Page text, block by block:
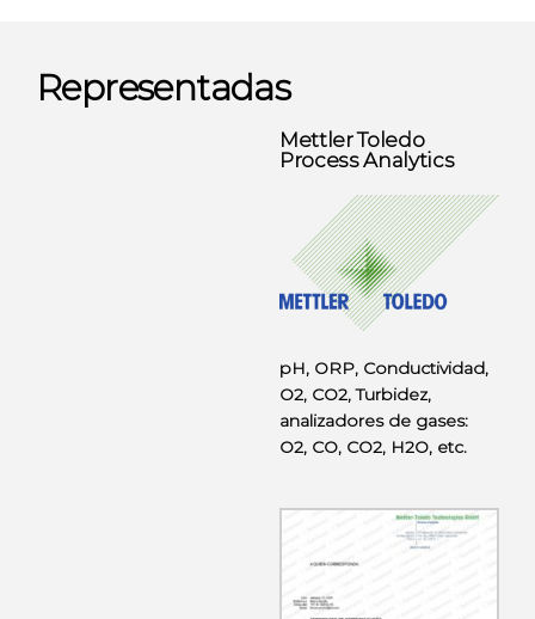
Representadas
Mettler Toledo
Process Analytics
pH, ORP, Conductividad,
O2, CO2, Turbidez,
analizadores de gases:
O2, CO, CO2, H2O, etc.